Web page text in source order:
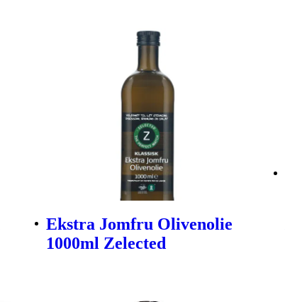
Ekstra Jomfru Olivenolie
1000ml Zelected